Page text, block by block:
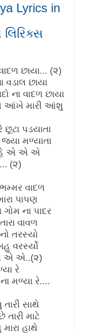
Lyrics in
લિરિક્સ
છાયા... (૨)
વડાલ છાયા
ના વાદળ છાયા
આંખે મારી આંશુ
પડયાતા
મળ્યાતા
રે હે એ એ એ
(૨)
વાદળ
પાપણ
ના પાદર
વાવળ
તરસ્યો
વરર્સ્યો
એ એ..(૨)
રે
મળ્યા રે....
સાથે
માટે
હાથે